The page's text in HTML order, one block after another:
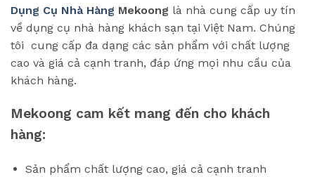
Dụng Cụ Nhà Hàng Mekoong là nhà cung cấp uy tín
về dụng cụ nhà hàng khách sạn tại Việt Nam. Chúng
tôi cung cấp đa dạng các sản phẩm với chất lượng
cao và giá cả cạnh tranh, đáp ứng mọi nhu cầu của
khách hàng.
Mekoong cam kết mang đến cho khách
hàng:
Sản phẩm chất lượng cao, giá cả cạnh tranh